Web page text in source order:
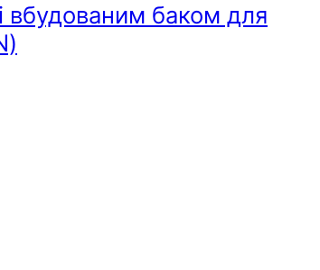
вбудованим баком для